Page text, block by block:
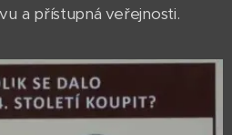
a přístupná veřejnosti.